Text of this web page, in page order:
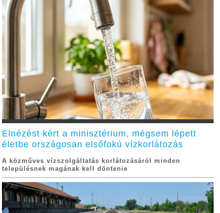
Elnézést kért a minisztérium, mégsem lépett
életbe országosan elsőfokú vízkorlátozás
A közműves vízszolgáltatás korlátozásáról minden
településnek magának kell döntenie